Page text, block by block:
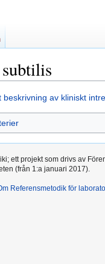
beskrivning av kliniskt
ett projekt som drivs av
(från 1:a januari 2017).
Referensmetodik för